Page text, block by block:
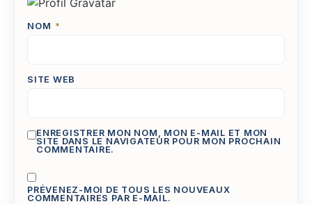
NOM *
SITE WEB
ENREGISTRER MON NOM, MON E-MAIL ET MON
SITE DANS LE NAVIGATEUR POUR MON PROCHAIN
COMMENTAIRE.
PRÉVENEZ-MOI DE TOUS LES NOUVEAUX
COMMENTAIRES PAR E-MAIL.